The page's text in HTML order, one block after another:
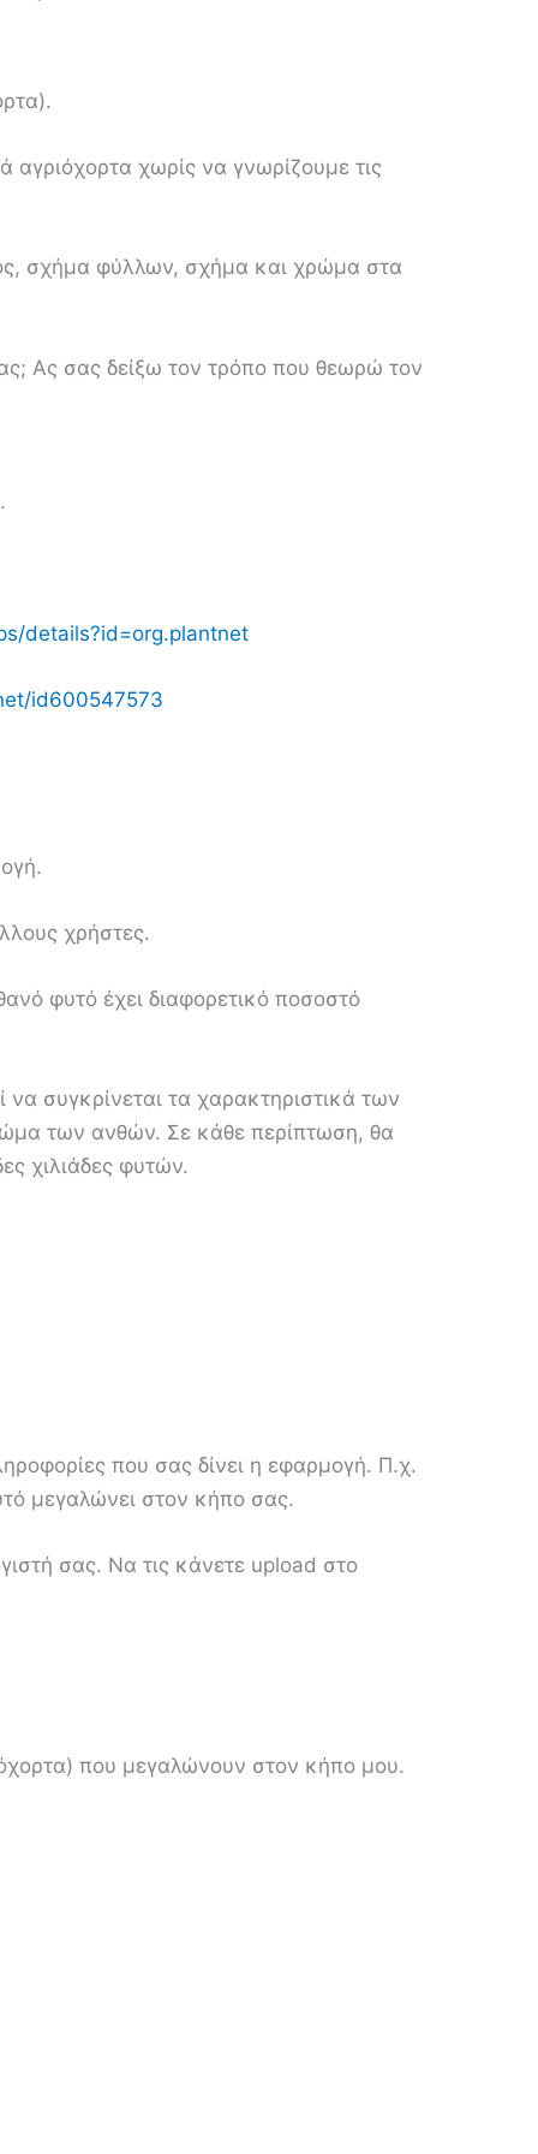
χωρίς να γνωρίζουμε τις
σχήμα φύλλων, σχήμα και χρώμα στα
Ας σας δείξω τον τρόπο που θεωρώ τον
details?id=org.plantnet
id600547573
χρήστες.
φυτό έχει διαφορετικό ποσοστό
συγκρίνεται τα χαρακτηριστικά των
των ανθών. Σε κάθε περίπτωση, θα
χιλιάδες φυτών.
που σας δίνει η εφαρμογή. Π.χ.
μεγαλώνει στον κήπο σας.
σας. Να τις κάνετε upload στο
που μεγαλώνουν στον κήπο μου.